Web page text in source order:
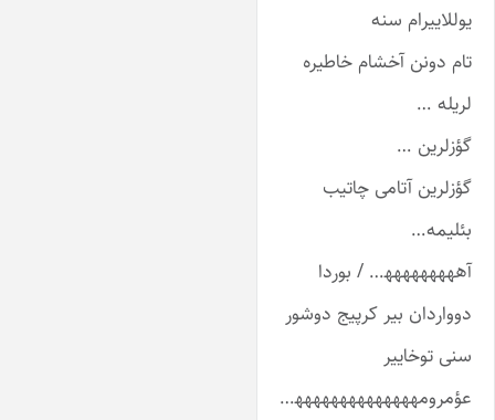
سنه
دونن آخشام خاطیره
…
…
آتامی چاتیب
/ بوردا
بیر کرپیج دوشور
توخاییر